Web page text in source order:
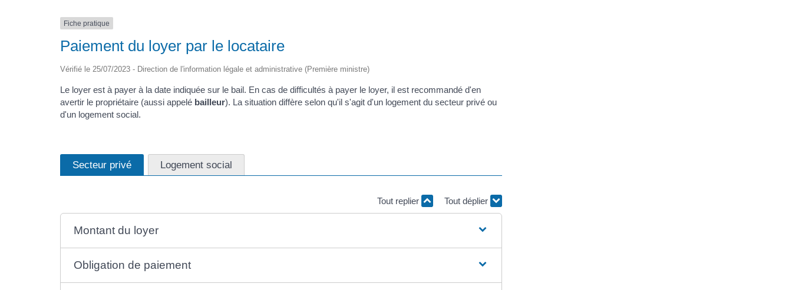
Fiche pratique
Paiement du loyer par le locataire
Vérifié le 25/07/2023 - Direction de l'information légale et administrative (Première ministre)
Le loyer est à payer à la date indiquée sur le bail. En cas de difficultés à payer le loyer, il est recommandé d'en
avertir le propriétaire (aussi appelé bailleur). La situation diffère selon qu'il s'agit d'un logement du secteur privé ou
d'un logement social.
Secteur privé Logement social
Tout replier Tout déplier
Montant du loyer
Obligation de paiement